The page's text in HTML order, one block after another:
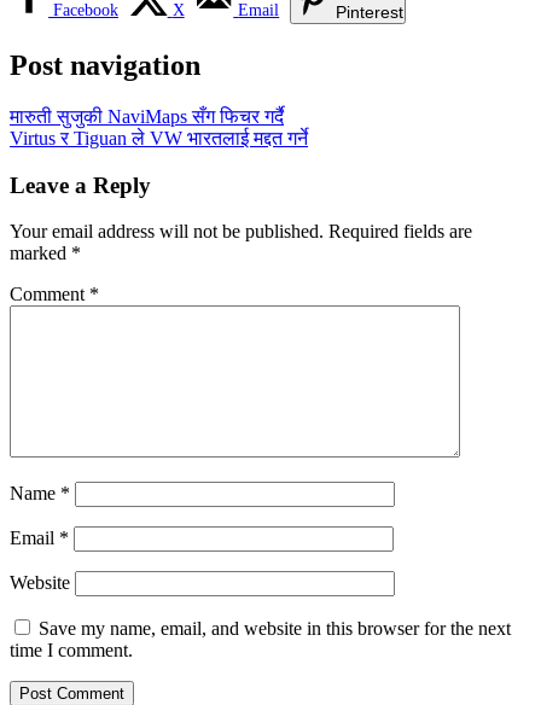
Facebook X Email Pinterest
Post navigation
मारुती सुजुकी NaviMaps सँग फिचर गर्दै
Virtus र Tiguan ले VW भारतलाई मद्दत गर्ने
Leave a Reply
Your email address will not be published. Required fields are
marked *
Comment *
Name *
Email *
Website
Save my name, email, and website in this browser for the next
time I comment.